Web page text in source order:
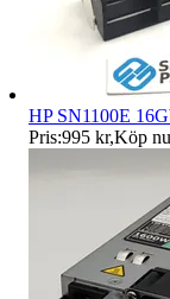
HP SN1100E
Pris:995 kr,Köp nu